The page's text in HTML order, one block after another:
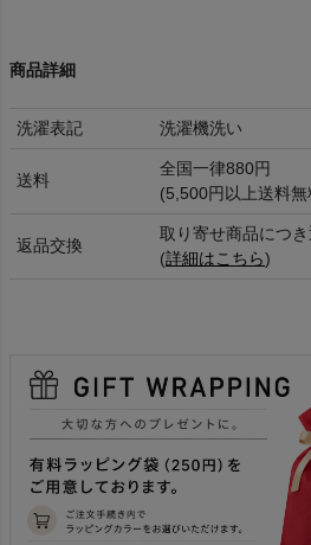
商品詳細
洗濯表記 洗濯機洗い
送料
全国一律880円
(5,500円以上送料無
返品交換
取り寄せ商品につ
(詳細はこちら)